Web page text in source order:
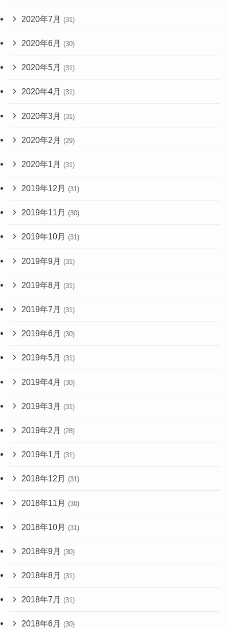
2020年7月 (31)
2020年6月 (30)
2020年5月 (31)
2020年4月 (31)
2020年3月 (31)
2020年2月 (29)
2020年1月 (31)
2019年12月 (31)
2019年11月 (30)
2019年10月 (31)
2019年9月 (31)
2019年8月 (31)
2019年7月 (31)
2019年6月 (30)
2019年5月 (31)
2019年4月 (30)
2019年3月 (31)
2019年2月 (28)
2019年1月 (31)
2018年12月 (31)
2018年11月 (30)
2018年10月 (31)
2018年9月 (30)
2018年8月 (31)
2018年7月 (31)
2018年6月 (30)